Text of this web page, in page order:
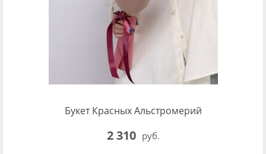
Букет Красных Альстромерий
2 310 руб.